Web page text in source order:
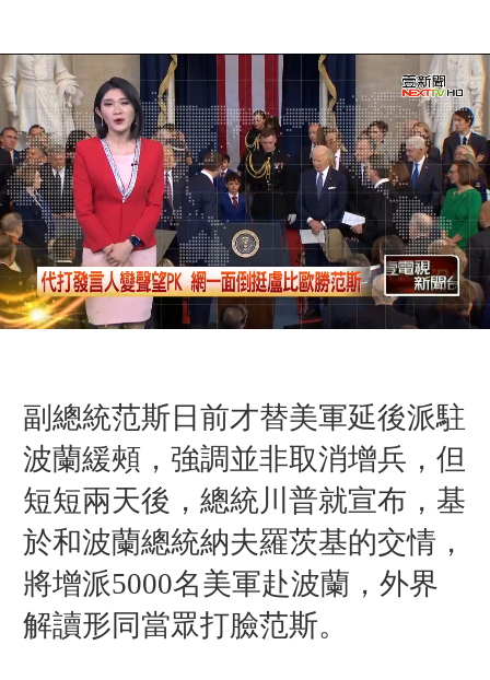
副總統范斯日前才替美軍延後派駐
波蘭緩頰，強調並非取消增兵，但
短短兩天後，總統川普就宣布，基
於和波蘭總統納夫羅茨基的交情，
將增派5000名美軍赴波蘭，外界
解讀形同當眾打臉范斯。